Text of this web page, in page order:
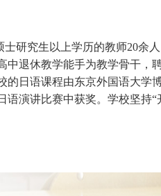
研究生以上学历的教师20余人
中退休教学能手为教学骨干，
的日语课程由东京外国语大学
语演讲比赛中获奖。学校坚持
市劳动模范、辽宁省德育工作
秀教育工作者，曾在多所普通